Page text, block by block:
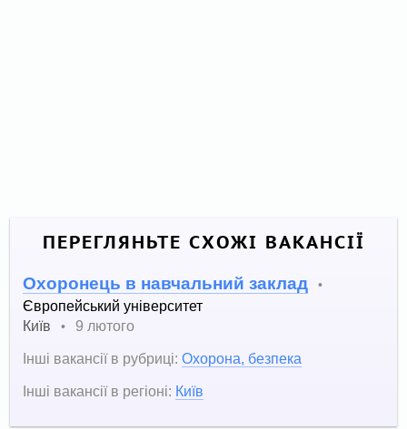
ПЕРЕГЛЯНЬТЕ СХОЖІ ВАКАНСІЇ
Охоронець в навчальний заклад •
Європейський університет
Київ
•
9 лютого
Інші вакансії в рубриці: Охорона, безпека
Інші вакансії в регіоні: Київ